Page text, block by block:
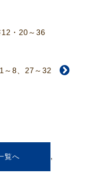
・20～36
～8、27～32
,